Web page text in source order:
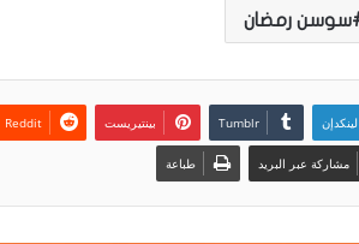
سوسن رمضان
لينكدإن بينتيريست
مشاركة عبر البريد طباعة